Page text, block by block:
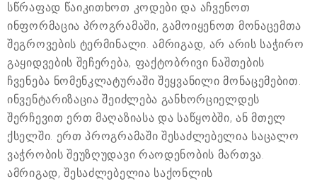
სწრაფად წაიკითხოთ კოდები და აჩვენოთ
ინფორმაცია პროგრამაში, გამოიყენოთ მონაცემთა
შეგროვების ტერმინალი. ამრიგად, არ არის საჭირო
გაყიდვების შეჩერება, ფაქტობრივი ნაშთების
ჩვენება ნომენკლატურაში შეყვანილი მონაცემებით.
ინვენტარიზაცია შეიძლება განხორციელდეს
შერჩევით ერთ მაღაზიასა და საწყობში, ან მთელ
ქსელში. ერთ პროგრამაში შესაძლებელია საცალო
ვაჭრობის შეუზღუდავი რაოდენობის მართვა.
ამრიგად, შესაძლებელია საქონლის